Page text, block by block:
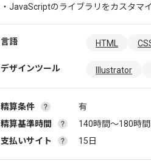
・JavaScriptのライブラリをカスタマ
言語 HTML
デザインツール Illustrator
精算条件
有
精算基準時間
140時間〜180時間
支払いサイト
15日